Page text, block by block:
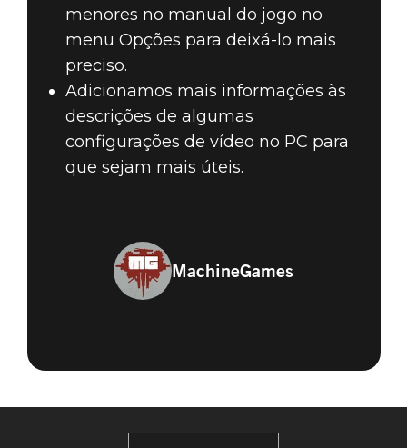
menores no manual do jogo no
menu Opções para deixá-lo mais
preciso.
Adicionamos mais informações às
descrições de algumas
configurações de vídeo no PC para
que sejam mais úteis.
MachineGames